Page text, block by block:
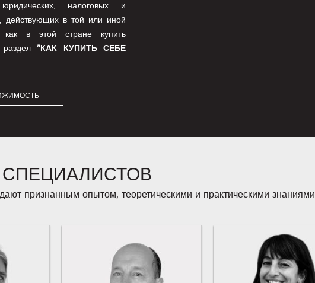
налоговых и
действующих в той или иной
в этой стране купить
"КАК КУПИТЬ СЕБЕ
признанным опытом, теоретическими и практическими знаниями.